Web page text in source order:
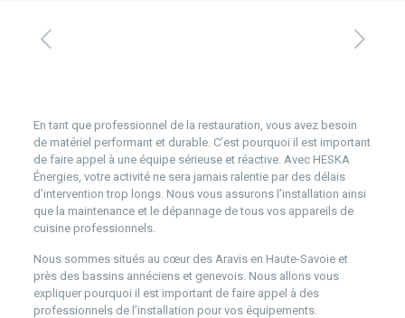
En tant que professionnel de la restauration, vous avez besoin
de matériel performant et durable. C’est pourquoi il est important
de faire appel à une équipe sérieuse et réactive. Avec HESKA
Énergies, votre activité ne sera jamais ralentie par des délais
d’intervention trop longs. Nous vous assurons l’installation ainsi
que la maintenance et le dépannage de tous vos appareils de
cuisine professionnels.
Nous sommes situés au cœur des Aravis en Haute-Savoie et
près des bassins annéciens et genevois. Nous allons vous
expliquer pourquoi il est important de faire appel à des
professionnels de l’installation pour vos équipements.